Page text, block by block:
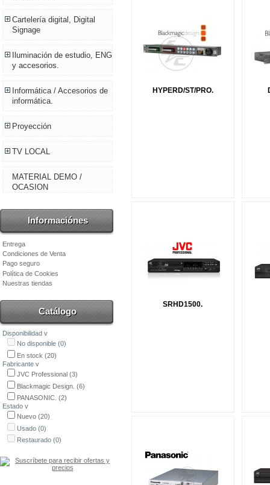
Cartelería digital, Digital
Signage
Iluminación de estudio, ENG
y accesorios.
Informática / Accesorios de
informática.
Proyección
TV LOCAL
MATERIAL DEMO /
OCASION
Informaciónes
Entrega
Condiciones de Venta
Pago seguro
Política de Cookies
Nuestras tiendas
Catálogo
Disponibilidad v
No disponible (0)
En stock (20)
Fabricante v
JVC Professional(3)
Blackmagic Design. (6)
PANASONIC. (2)
Estado v
Nuevo (20)
Usado (0)
Restaurado (0)
HYPERD/ST/PRO.
SRHD1500.